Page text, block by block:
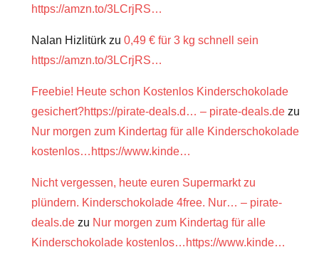
https://amzn.to/3LCrjRS…
Nalan Hizlitürk zu 0,49 € für 3 kg schnell sein
https://amzn.to/3LCrjRS…
Freebie! Heute schon Kostenlos Kinderschokolade
gesichert?https://pirate-deals.d… – pirate-deals.de zu
Nur morgen zum Kindertag für alle Kinderschokolade
kostenlos…https://www.kinde…
Nicht vergessen, heute euren Supermarkt zu
plündern. Kinderschokolade 4free. Nur… – pirate-
deals.de zu Nur morgen zum Kindertag für alle
Kinderschokolade kostenlos…https://www.kinde…